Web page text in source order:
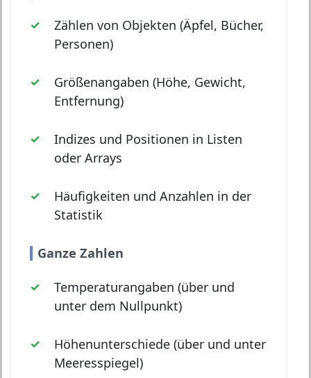
Zählen von Objekten (Äpfel, Bücher,
Personen)
Größenangaben (Höhe, Gewicht,
Entfernung)
Indizes und Positionen in Listen
oder Arrays
Häufigkeiten und Anzahlen in der
Statistik
Ganze Zahlen
Temperaturangaben (über und
unter dem Nullpunkt)
Höhenunterschiede (über und unter
Meeresspiegel)